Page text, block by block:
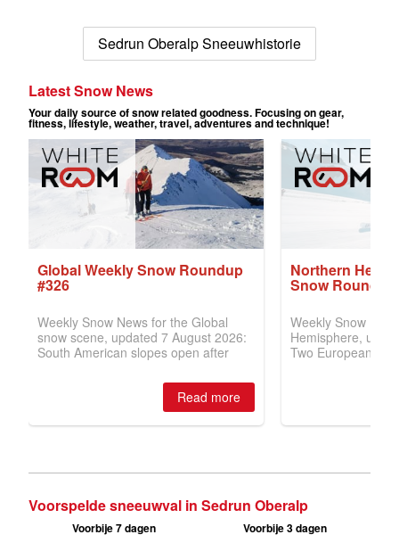
Sedrun Oberalp Sneeuwhistorie
Voorspelde sneeuwval in Sedrun Oberalp
Voorbije 7 dagen Voorbije 3 dagen